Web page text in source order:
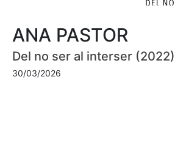
ANA PASTOR
Del no ser al interser (2022)
30/03/2026